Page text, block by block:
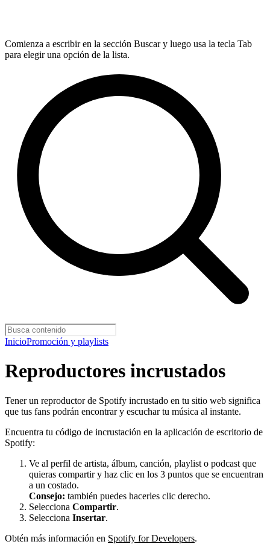
Comienza a escribir en la sección Buscar y luego usa la tecla Tab
para elegir una opción de la lista.
InicioPromoción y playlists
Reproductores incrustados
Tener un reproductor de Spotify incrustado en tu sitio web significa
que tus fans podrán encontrar y escuchar tu música al instante.
Encuentra tu código de incrustación en la aplicación de escritorio de
Spotify:
Ve al perfil de artista, álbum, canción, playlist o podcast que
quieras compartir y haz clic en los 3 puntos que se encuentran
a un costado.
Consejo: también puedes hacerles clic derecho.
Selecciona Compartir.
Selecciona Insertar.
Obtén más información en Spotify for Developers.